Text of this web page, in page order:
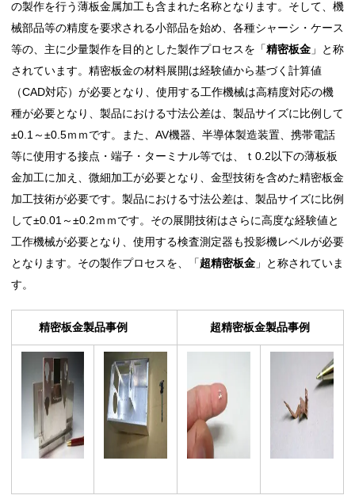
の製作を行う薄板金属加工も含まれた名称となります。そして、機
械部品等の精度を要求される小部品を始め、各種シャーシ・ケース
等の、主に少量製作を目的とした製作プロセスを「 精密板金」と称
されています。精密板金の材料展開は経験値から基づく計算値
（CAD対応）が必要となり、使用する工作機械は高精度対応の機
種が必要となり、製品における寸法公差は、製品サイズに比例して
±0.1～±0.5ｍｍです。また、AV機器、半導体製造装置、携帯電話
等に使用する接点・端子・ターミナル等では、ｔ0.2以下の薄板板
金加工に加え、微細加工が必要となり、金型技術を含めた精密板金
加工技術が必要です。製品における寸法公差は、製品サイズに比例
して±0.01～±0.2ｍｍです。その展開技術はさらに高度な経験値と
工作機械が必要となり、使用する検査測定器も投影機レベルが必要
となります。その製作プロセスを、「 超精密板金」と称されていま
す。
精密板金製品事例 超精密板金製品事例